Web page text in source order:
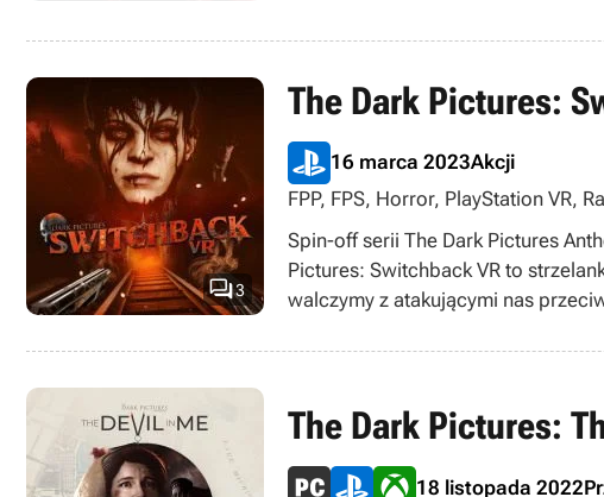
3
The Dark Pictures:
16 marca 2023Akcji
FPP, FPS, Horror, PlayStation VR,
Spin-off serii The Dark Pictures
Pictures: Switchback VR to
walczymy z atakującymi nas
The Dark Pictures:
18 listopada 2022